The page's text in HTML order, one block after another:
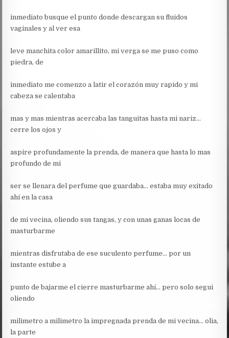
inmediato busque el punto donde descargan su fluidos
vaginales y al ver esa
leve manchita color amarillito, mi verga se me puso como
piedra, de
inmediato me comenzo a latir el corazón muy rapido y mi
cabeza se calentaba
mas y mas mientras acercaba las tanguitas hasta mi nariz…
cerre los ojos y
aspire profundamente la prenda, de manera que hasta lo mas
profundo de mi
ser se llenara del perfume que guardaba… estaba muy exitado
ahí en la casa
de mi vecina, oliendo sus tangas, y con unas ganas locas de
masturbarme
mientras disfrutaba de ese suculento perfume… por un
instante estube a
punto de bajarme el cierre masturbarme ahí… pero solo segui
oliendo
milimetro a milimetro la impregnada prenda de mi vecina… olia,
la parte